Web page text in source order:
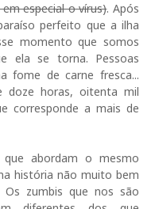
especial o vírus). Após
perfeito que a ilha
momento que somos
ela se torna. Pessoas
fome de carne fresca...
doze horas, oitenta mil
corresponde a mais de
abordam o mesmo
história não muito bem
Os zumbis que nos são